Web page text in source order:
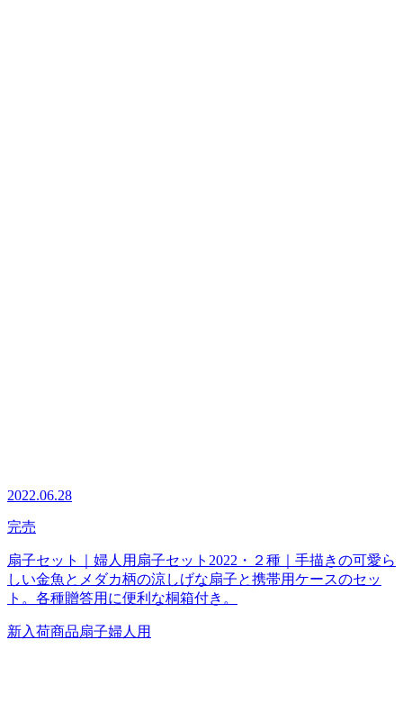
2022.06.28
完売
扇子セット｜婦人用扇子セット2022・２種｜手描きの可愛ら
しい金魚とメダカ柄の涼しげな扇子と携帯用ケースのセッ
ト。各種贈答用に便利な桐箱付き。
新入荷商品扇子婦人用